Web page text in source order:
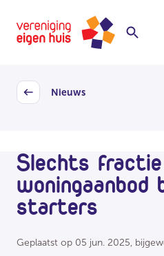
naar
hoofdinhoud
Homepage
Back
Nieuws
Slechts
woningaanbod
starters
Geplaatst op 05 jun. 2025,